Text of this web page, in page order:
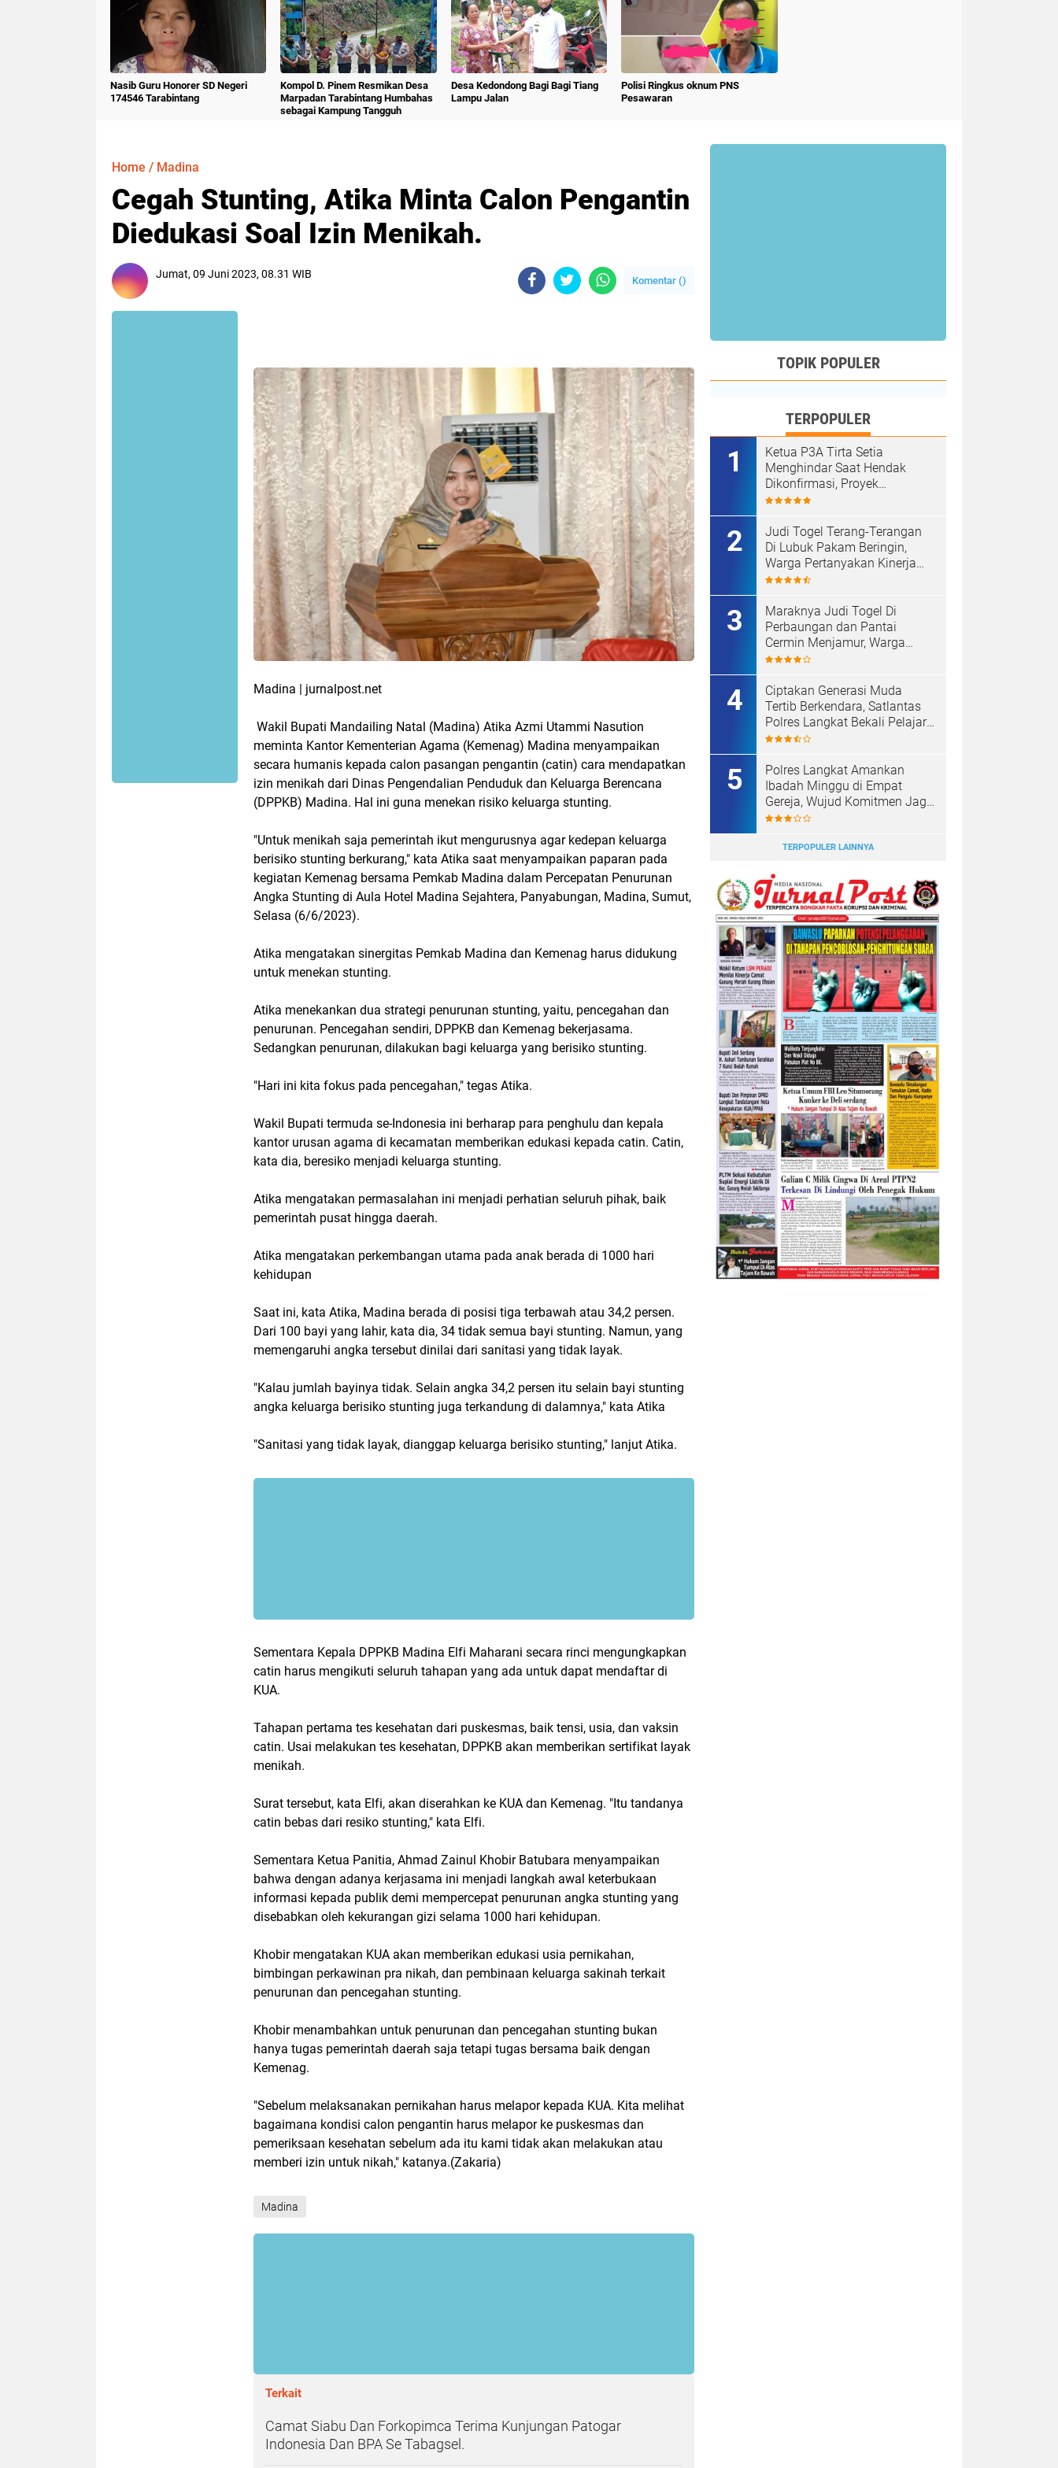
Nasib Guru Honorer SD Negeri
174546 Tarabintang
Kompol D. Pinem Resmikan Desa
Marpadan Tarabintang Humbahas
sebagai Kampung Tangguh
Desa Kedondong Bagi Bagi Tiang
Lampu Jalan
Polisi Ringkus oknum PNS
Pesawaran
Home / Madina
Cegah Stunting, Atika Minta Calon Pengantin
Diedukasi Soal Izin Menikah.
Jumat, 09 Juni 2023, 08.31 WIB
Komentar ()
Madina | jurnalpost.net
Wakil Bupati Mandailing Natal (Madina) Atika Azmi Utammi Nasution
meminta Kantor Kementerian Agama (Kemenag) Madina menyampaikan
secara humanis kepada calon pasangan pengantin (catin) cara mendapatkan
izin menikah dari Dinas Pengendalian Penduduk dan Keluarga Berencana
(DPPKB) Madina. Hal ini guna menekan risiko keluarga stunting.
"Untuk menikah saja pemerintah ikut mengurusnya agar kedepan keluarga
berisiko stunting berkurang," kata Atika saat menyampaikan paparan pada
kegiatan Kemenag bersama Pemkab Madina dalam Percepatan Penurunan
Angka Stunting di Aula Hotel Madina Sejahtera, Panyabungan, Madina, Sumut,
Selasa (6/6/2023).
Atika mengatakan sinergitas Pemkab Madina dan Kemenag harus didukung
untuk menekan stunting.
Atika menekankan dua strategi penurunan stunting, yaitu, pencegahan dan
penurunan. Pencegahan sendiri, DPPKB dan Kemenag bekerjasama.
Sedangkan penurunan, dilakukan bagi keluarga yang berisiko stunting.
"Hari ini kita fokus pada pencegahan," tegas Atika.
Wakil Bupati termuda se-Indonesia ini berharap para penghulu dan kepala
kantor urusan agama di kecamatan memberikan edukasi kepada catin. Catin,
kata dia, beresiko menjadi keluarga stunting.
Atika mengatakan permasalahan ini menjadi perhatian seluruh pihak, baik
pemerintah pusat hingga daerah.
Atika mengatakan perkembangan utama pada anak berada di 1000 hari
kehidupan
Saat ini, kata Atika, Madina berada di posisi tiga terbawah atau 34,2 persen.
Dari 100 bayi yang lahir, kata dia, 34 tidak semua bayi stunting. Namun, yang
memengaruhi angka tersebut dinilai dari sanitasi yang tidak layak.
"Kalau jumlah bayinya tidak. Selain angka 34,2 persen itu selain bayi stunting
angka keluarga berisiko stunting juga terkandung di dalamnya," kata Atika
"Sanitasi yang tidak layak, dianggap keluarga berisiko stunting," lanjut Atika.
Sementara Kepala DPPKB Madina Elfi Maharani secara rinci mengungkapkan
catin harus mengikuti seluruh tahapan yang ada untuk dapat mendaftar di
KUA.
Tahapan pertama tes kesehatan dari puskesmas, baik tensi, usia, dan vaksin
catin. Usai melakukan tes kesehatan, DPPKB akan memberikan sertifikat layak
menikah.
Surat tersebut, kata Elfi, akan diserahkan ke KUA dan Kemenag. "Itu tandanya
catin bebas dari resiko stunting," kata Elfi.
Sementara Ketua Panitia, Ahmad Zainul Khobir Batubara menyampaikan
bahwa dengan adanya kerjasama ini menjadi langkah awal keterbukaan
informasi kepada publik demi mempercepat penurunan angka stunting yang
disebabkan oleh kekurangan gizi selama 1000 hari kehidupan.
Khobir mengatakan KUA akan memberikan edukasi usia pernikahan,
bimbingan perkawinan pra nikah, dan pembinaan keluarga sakinah terkait
penurunan dan pencegahan stunting.
Khobir menambahkan untuk penurunan dan pencegahan stunting bukan
hanya tugas pemerintah daerah saja tetapi tugas bersama baik dengan
Kemenag.
"Sebelum melaksanakan pernikahan harus melapor kepada KUA. Kita melihat
bagaimana kondisi calon pengantin harus melapor ke puskesmas dan
pemeriksaan kesehatan sebelum ada itu kami tidak akan melakukan atau
memberi izin untuk nikah," katanya.(Zakaria)
Madina
Terkait
Camat Siabu Dan Forkopimca Terima Kunjungan Patogar
Indonesia Dan BPA Se Tabagsel.
TOPIK POPULER
TERPOPULER
Ketua P3A Tirta Setia
Menghindar Saat Hendak
Dikonfirmasi, Proyek
Pembangunan Irigasi Diduga
Judi Togel Terang-Terangan
Di Lubuk Pakam Beringin,
Warga Pertanyakan Kinerja
Polresta Deli Serdang
Maraknya Judi Togel Di
Perbaungan dan Pantai
Cermin Menjamur, Warga
Desak Kapolres Serge
Ciptakan Generasi Muda
Tertib Berkendara, Satlantas
Polres Langkat Bekali Pelajar
SMP.
Polres Langkat Amankan
Ibadah Minggu di Empat
Gereja, Wujud Komitmen Jaga
Kerukunan Umat Beragama.
TERPOPULER LAINNYA